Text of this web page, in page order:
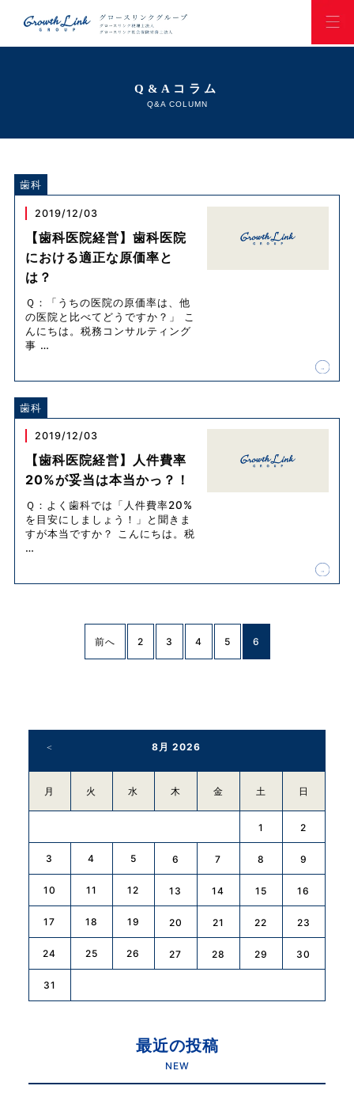
Q&Aコラム
Q&A COLUMN
歯科
2019/12/03
【歯科医院経営】歯科医院
における適正な原価率と
は？
Ｑ：「うちの医院の原価率は、他
の医院と比べてどうですか？」 こ
んにちは。税務コンサルティング
事 …
歯科
2019/12/03
【歯科医院経営】人件費率
20%が妥当は本当かっ？！
Ｑ：よく歯科では「人件費率20%
を目安にしましょう！」と聞きま
すが本当ですか？ こんにちは。税
…
前へ 2 3 4 5 6
8月 2026
月 火 水 木 金 土 日
1 2
3 4 5 6 7 8 9
10 11 12 13 14 15 16
17 18 19 20 21 22 23
24 25 26 27 28 29 30
31
最近の投稿
NEW